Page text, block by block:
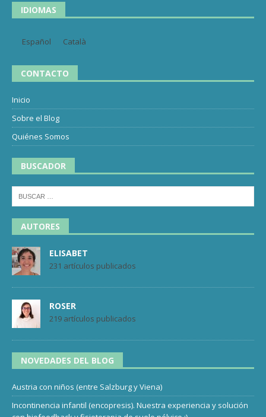
IDIOMAS
Español Català
CONTACTO
Inicio
Sobre el Blog
Quiénes Somos
BUSCADOR
AUTORES
ELISABET
231 artículos publicados
ROSER
219 artículos publicados
NOVEDADES DEL BLOG
Austria con niños (entre Salzburg y Viena)
Incontinencia infantil (encopresis). Nuestra experiencia y solución